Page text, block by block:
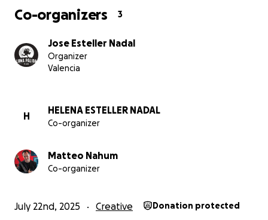
Nuestro proyecto
En este proyecto, nos hemos unido distintas
actores y actrices. Meses de elaboración de atrezzo,
Co-organizers 3
Jose Esteller Nadal
Organizer
Valencia
H
HELENA ESTELLER NADAL
Co-organizer
Matteo Nahum
Co-organizer
July 22nd, 2025 Creative Donation protected